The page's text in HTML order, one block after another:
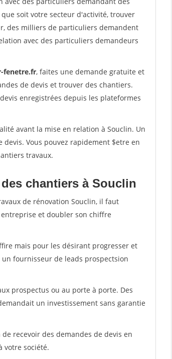
soit votre secteur d'activité, trouver
des milliers de particuliers demandent
avec des particuliers demandeurs
fenetre.fr, faites une demande gratuite et
de devis et trouver des chantiers.
enregistrées depuis les plateformes
avant la mise en relation à Souclin. Un
Vous pouvez rapidement $etre en
travaux.
chantiers à Souclin
de rénovation Souclin, il faut
et doubler son chiffre
mais pour les désirant progresser et
fournisseur de leads prospectsion
prospectus ou au porte à porte. Des
un investissement sans garantie
recevoir des demandes de devis en
votre société.